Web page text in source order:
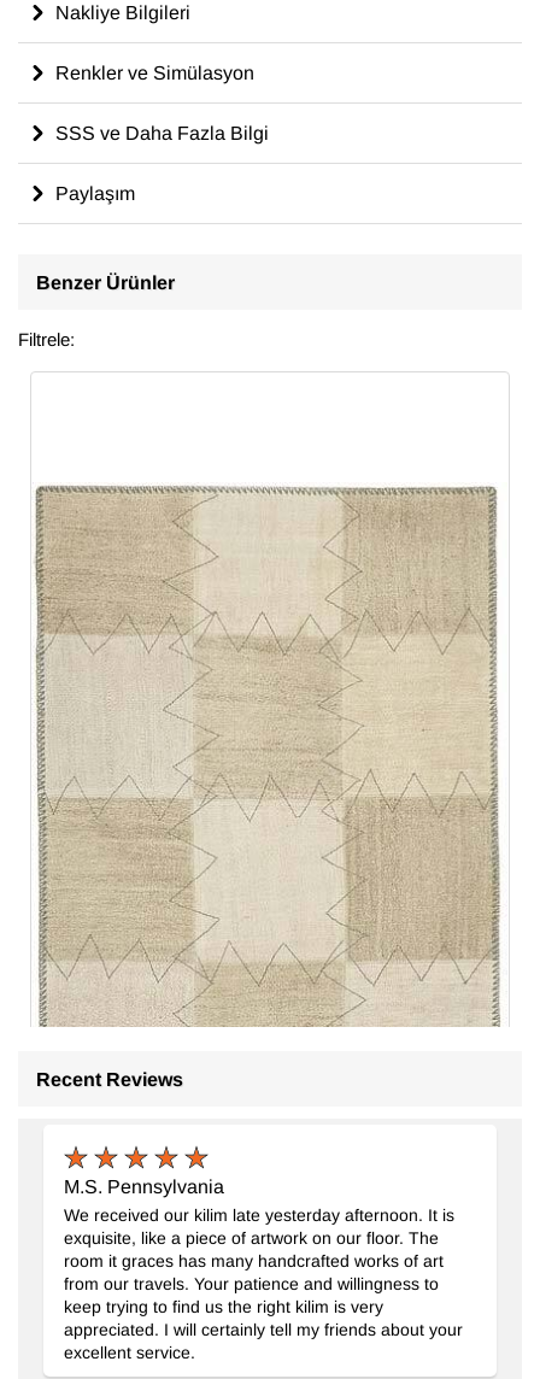
Nakliye Bilgileri
Renkler ve Simülasyon
SSS ve Daha Fazla Bilgi
Paylaşım
Benzer Ürünler
Filtrele:
Kendir Patchwork Kilim- K0070544
93 cm x 128 cm
17.123TL
Recent Reviews
M.S. Pennsylvania
We received our kilim late yesterday afternoon. It is
exquisite, like a piece of artwork on our floor. The
room it graces has many handcrafted works of art
from our travels. Your patience and willingness to
keep trying to find us the right kilim is very
appreciated. I will certainly tell my friends about your
excellent service.